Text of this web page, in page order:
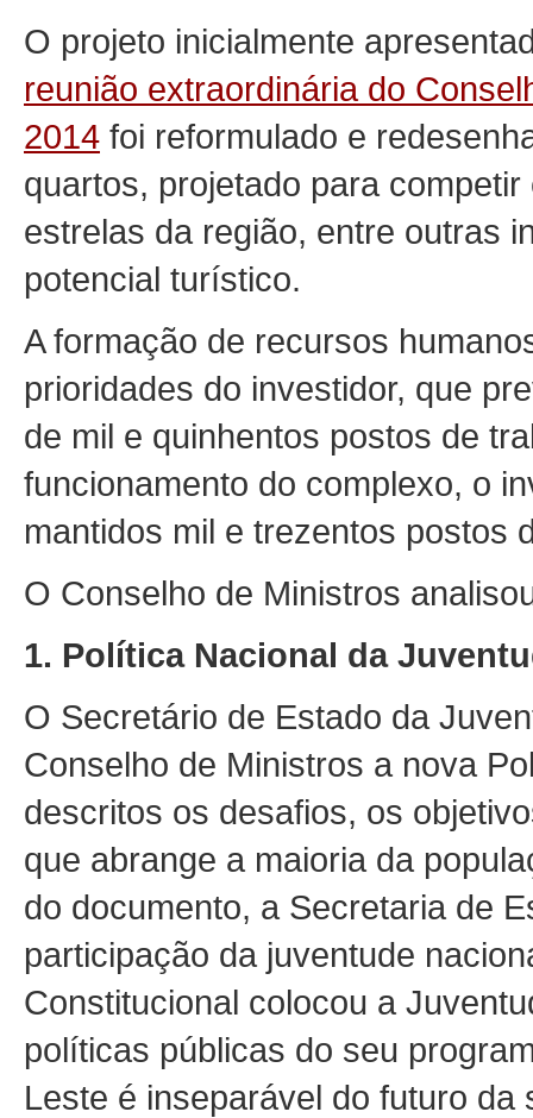
O projeto inicialmente
reunião extraordinária do
2014 foi reformulado e
quartos, projetado para
estrelas da região, entre outras
potencial turístico.
A formação de recursos
prioridades do investidor, que
de mil e quinhentos postos de
funcionamento do complexo, o
mantidos mil e trezentos postos
O Conselho de Ministros
1. Política Nacional da
O Secretário de Estado da
Conselho de Ministros a nova
descritos os desafios, os
que abrange a maioria da
do documento, a Secretaria de
participação da juventude
Constitucional colocou a
políticas públicas do seu
Leste é inseparável do futuro da